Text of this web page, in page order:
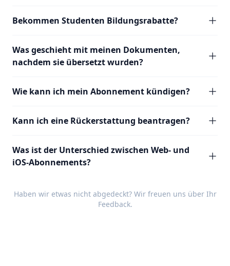
Bekommen Studenten Bildungsrabatte?
Was geschieht mit meinen Dokumenten,
nachdem sie übersetzt wurden?
Wie kann ich mein Abonnement kündigen?
Kann ich eine Rückerstattung beantragen?
Was ist der Unterschied zwischen Web- und
iOS-Abonnements?
Haben wir etwas nicht abgedeckt? Wir freuen uns über Ihr
Feedback.